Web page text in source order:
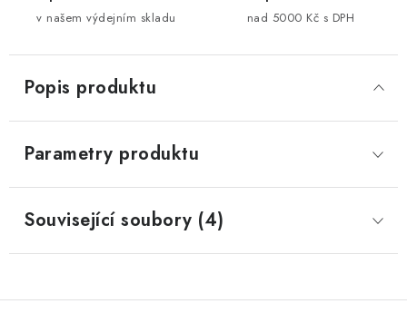
v našem výdejním skladu nad 5000 Kč s DPH
Popis produktu
Parametry produktu
Související soubory (4)